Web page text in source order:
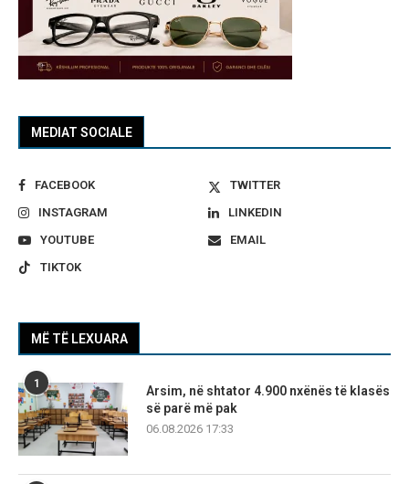
MEDIAT SOCIALE
FACEBOOK
TWITTER
INSTAGRAM
LINKEDIN
YOUTUBE
EMAIL
TIKTOK
MË TË LEXUARA
1
Arsim, në shtator 4.900 nxënës të klasës
së parë më pak
06.08.2026 17:33